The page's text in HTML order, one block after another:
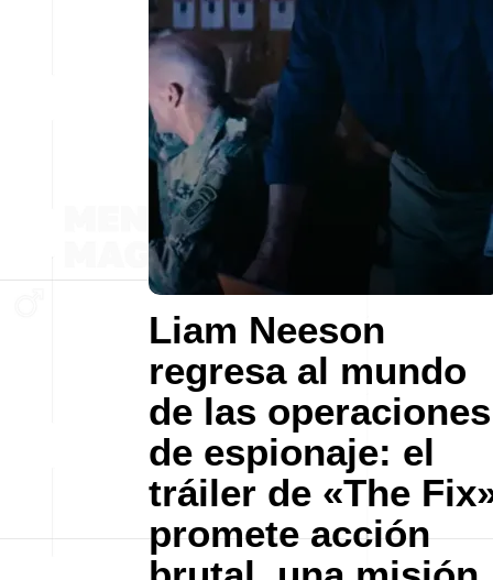
Liam Neeson
regresa al mundo
de las operaciones
de espionaje: el
tráiler de «The
promete acción